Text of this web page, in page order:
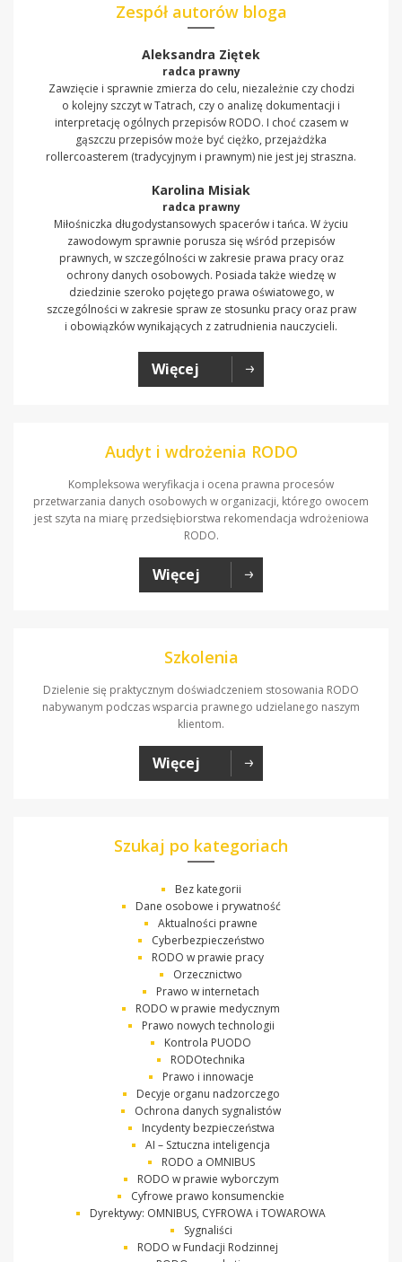
Zespół autorów bloga
Aleksandra Ziętek
radca prawny
Zawzięcie i sprawnie zmierza do celu, niezależnie czy chodzi
o kolejny szczyt w Tatrach, czy o analizę dokumentacji i
interpretację ogólnych przepisów RODO. I choć czasem w
gąszczu przepisów może być ciężko, przejażdżka
rollercoasterem (tradycyjnym i prawnym) nie jest jej straszna.
Karolina Misiak
radca prawny
Miłośniczka długodystansowych spacerów i tańca. W życiu
zawodowym sprawnie porusza się wśród przepisów
prawnych, w szczególności w zakresie prawa pracy oraz
ochrony danych osobowych. Posiada także wiedzę w
dziedzinie szeroko pojętego prawa oświatowego, w
szczególności w zakresie spraw ze stosunku pracy oraz praw
i obowiązków wynikających z zatrudnienia nauczycieli.
Więcej
Audyt i wdrożenia RODO
Kompleksowa weryfikacja i ocena prawna procesów
przetwarzania danych osobowych w organizacji, którego owocem
jest szyta na miarę przedsiębiorstwa rekomendacja wdrożeniowa
RODO.
Więcej
Szkolenia
Dzielenie się praktycznym doświadczeniem stosowania RODO
nabywanym podczas wsparcia prawnego udzielanego naszym
klientom.
Więcej
Szukaj po kategoriach
Bez kategorii
Dane osobowe i prywatność
Aktualności prawne
Cyberbezpieczeństwo
RODO w prawie pracy
Orzecznictwo
Prawo w internetach
RODO w prawie medycznym
Prawo nowych technologii
Kontrola PUODO
RODOtechnika
Prawo i innowacje
Decyje organu nadzorczego
Ochrona danych sygnalistów
Incydenty bezpieczeństwa
AI – Sztuczna inteligencja
RODO a OMNIBUS
RODO w prawie wyborczym
Cyfrowe prawo konsumenckie
Dyrektywy: OMNIBUS, CYFROWA i TOWAROWA
Sygnaliści
RODO w Fundacji Rodzinnej